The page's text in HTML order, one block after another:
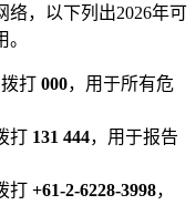
络，以下列出2026年可
拨打 000，用于所有危
打 131 444，用于报告
打 +61-2-6228-3998，